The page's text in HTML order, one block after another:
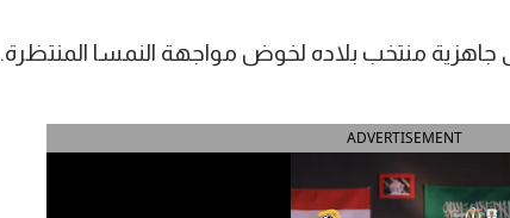
منتخب بلاده لخوض مواجهة النمسا المنتظرة.
ADVERTISEMENT